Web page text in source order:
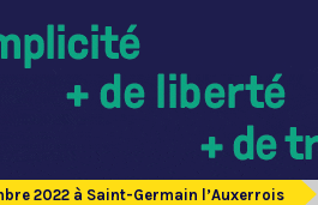
2022 à Saint-Germain l’Auxerrois